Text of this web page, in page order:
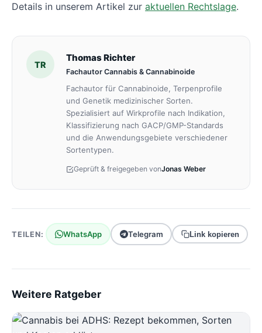
Details in unserem Artikel zur aktuellen Rechtslage.
TR
Thomas Richter
Fachautor Cannabis & Cannabinoide
Fachautor für Cannabinoide, Terpenprofile
und Genetik medizinischer Sorten.
Spezialisiert auf Wirkprofile nach Indikation,
Klassifizierung nach GACP/GMP-Standards
und die Anwendungsgebiete verschiedener
Sortentypen.
Geprüft & freigegeben vonJonas Weber
TEILEN: WhatsApp Telegram Link kopieren
Weitere Ratgeber